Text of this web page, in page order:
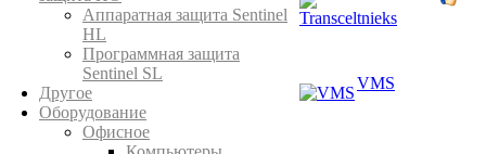
Аппаратная защита Sentinel
HL
Программная защита
Sentinel SL
Другое
Оборудование
Офисное
VMS